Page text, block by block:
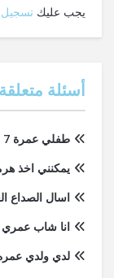
يجب عليك تسجيل
أسئلة متعلقة
طفلي عمرة 7 شهور استخدم حليب سيميلا
يمكنني اخذ
اسال الصداع
انا شاب عمري ٢٣ سنة اعاني اي مشاكل
لدي ولدي عمره ٩ سنوات سقط الارض